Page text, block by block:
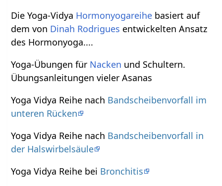
Die Yoga-Vidya Hormonyogareihe basiert auf
dem von Dinah Rodrigues entwickelten Ansatz
des Hormonyoga....
Yoga-Übungen für Nacken und Schultern.
Übungsanleitungen vieler Asanas
Yoga Vidya Reihe nach Bandscheibenvorfall im
unteren Rücken
Yoga Vidya Reihe nach Bandscheibenvorfall in
der Halswirbelsäule
Yoga Vidya Reihe bei Bronchitis